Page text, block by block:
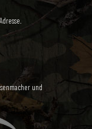
und